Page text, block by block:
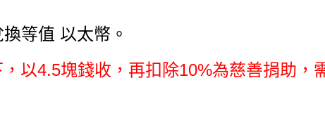
等值 以太幣。
以4.5塊錢收，再扣除10%為慈善捐助，